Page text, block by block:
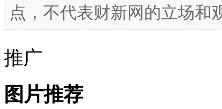
点，不代表财新网的立场和
推广
图片推荐